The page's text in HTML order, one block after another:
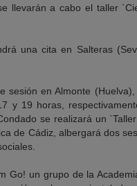
llevarán a cabo el taller
una cita en Salteras
sesión en Almonte
y 19 horas,
se realizará un
de Cádiz, albergará dos
Go! un grupo de la